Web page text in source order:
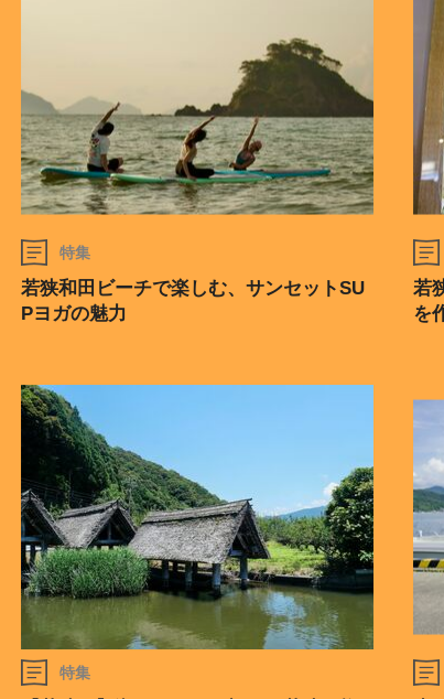
特集
若狭和田ビーチで楽しむ、サンセットSU
Pヨガの魅力
若
を
特集